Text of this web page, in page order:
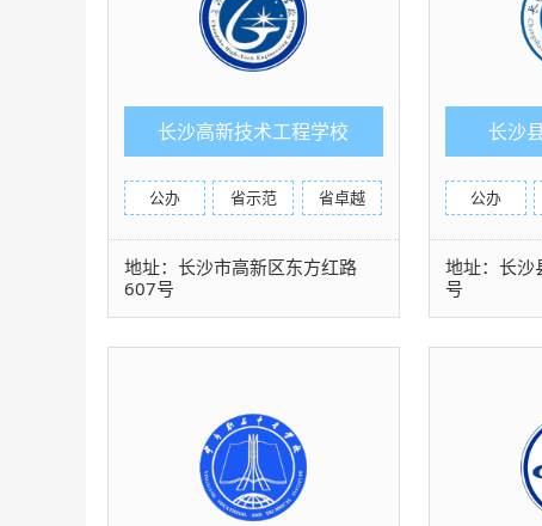
长沙高新技术工程学校
公办 省示范 省卓越
地址：长沙市高新区东方红路
607号
长沙
公办
地址：长沙
号